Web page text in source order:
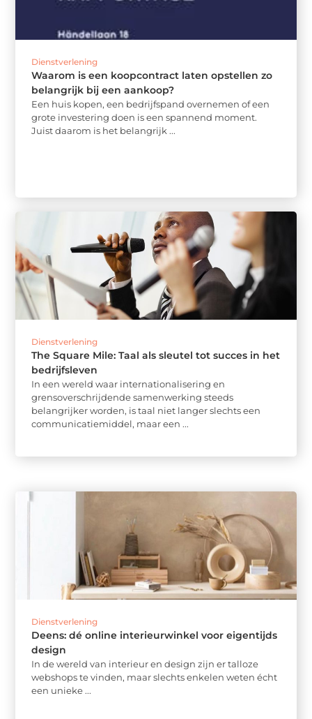
Dienstverlening
Waarom is een koopcontract laten opstellen zo
belangrijk bij een aankoop?
Een huis kopen, een bedrijfspand overnemen of een
grote investering doen is een spannend moment.
Juist daarom is het belangrijk ...
Dienstverlening
The Square Mile: Taal als sleutel tot succes in het
bedrijfsleven
In een wereld waar internationalisering en
grensoverschrijdende samenwerking steeds
belangrijker worden, is taal niet langer slechts een
communicatiemiddel, maar een ...
Dienstverlening
Deens: dé online interieurwinkel voor eigentijds
design
In de wereld van interieur en design zijn er talloze
webshops te vinden, maar slechts enkelen weten écht
een unieke ...